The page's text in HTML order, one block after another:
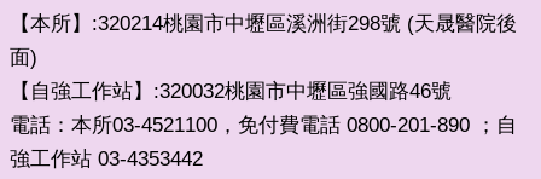
【本所】:320214桃園市中壢區溪洲街298號 (天晟醫院後
面)
【自強工作站】:320032桃園市中壢區強國路46號
電話：本所03-4521100，免付費電話 0800-201-890 ；自
強工作站 03-4353442